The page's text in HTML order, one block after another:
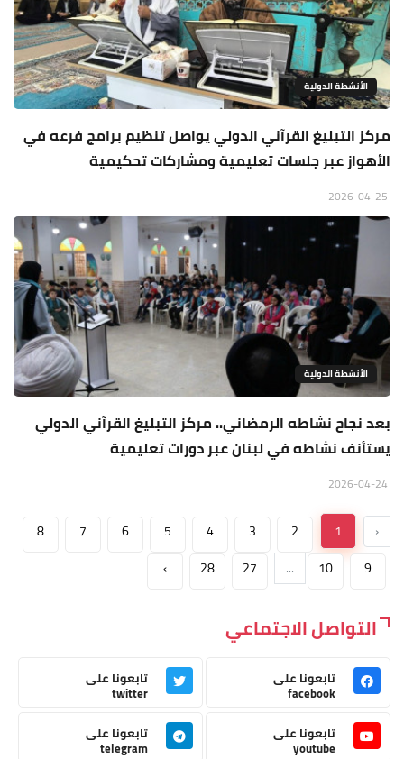
الأنشطة الدولية
مركز التبليغ القرآني الدولي يواصل تنظيم برامج فرعه في
الأهواز عبر جلسات تعليمية ومشاركات تحكيمية
الأنشطة الدولية
بعد نجاح نشاطه الرمضاني.. مركز التبليغ القرآني الدولي
يستأنف نشاطه في لبنان عبر دورات تعليمية
‹
1
2
3
4
5
6
7
8
9
10
...
27
28
›
التواصل الاجتماعي
تابعونا على
facebook
تابعونا على
twitter
تابعونا على
youtube
تابعونا على
telegram